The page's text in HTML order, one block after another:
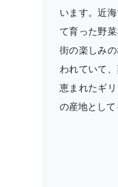
います。近
て育った野
街の楽しみ
われていて
恵まれたギ
の産地として